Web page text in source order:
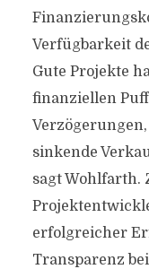
Verfügbarkeit
Gute Projekte
finanziellen
sinkende
sagt Wohlfarth.
erfolgreicher
Transparenz